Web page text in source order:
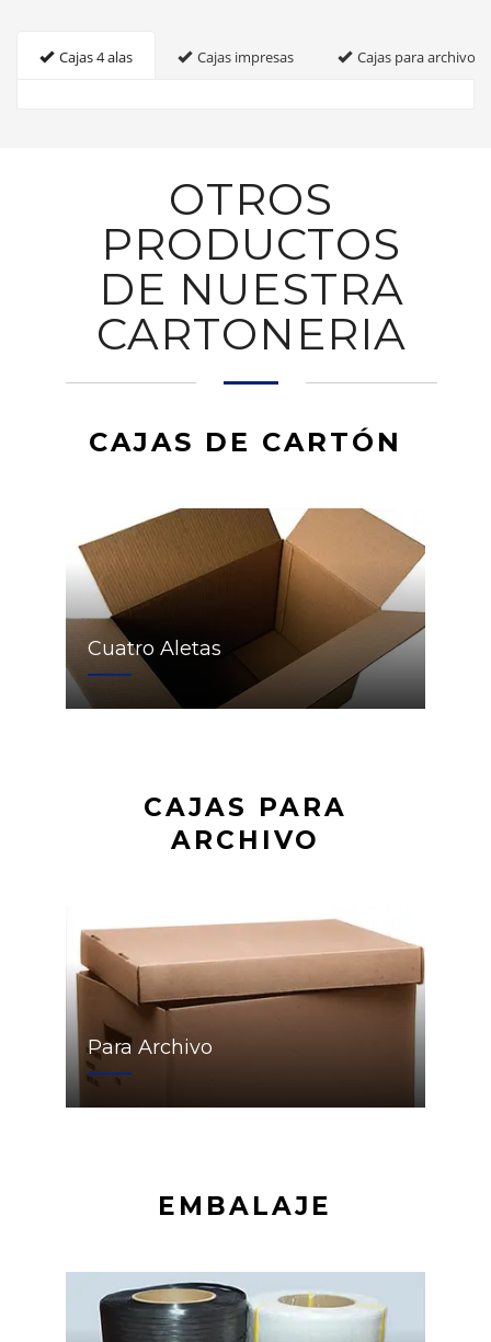
Cajas 4 alas Cajas impresas Cajas para archivo
OTROS
PRODUCTOS
DE NUESTRA
CARTONERIA
CAJAS DE CARTÓN
Cuatro Aletas
CAJAS PARA
ARCHIVO
Para Archivo
EMBALAJE